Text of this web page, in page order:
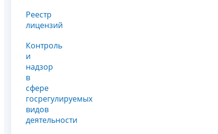
Реестр
лицензий
Контроль
и
надзор
в
сфере
госрегулируемых
видов
деятельности